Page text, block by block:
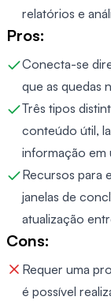
relatórios e
Pros:
Conecta-se
que as quedas
Três tipos
conteúdo útil,
informação em
Recursos para
janelas de
atualização
Cons:
Requer uma
é possível